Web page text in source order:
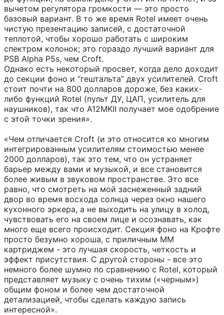
вычетом регулятора громкости — это просто
базовый вариант. В то же время Rotel имеет очень
чистую презентацию записей, с достаточной
теплотой, чтобы хорошо работать с широким
спектром колонок; это гораздо лучший вариант для
PSB Alpha P5s, чем Croft.
Однако есть некоторый просвет, когда дело доходит
до секции фоно и “гештальта” двух усилителей. Croft
стоит почти на 800 долларов дороже, без каких-
либо функций Rotel (пульт ДУ, ЦАП, усилитель для
наушников), так что A12MKII получает мое одобрение
с этой точки зрения».
«Чем отличается Croft (и это относится ко многим
интегрированным усилителям стоимостью менее
2000 долларов), так это тем, что он устраняет
барьер между вами и музыкой, и все становится
более живым в звуковом пространстве. Это все
равно, что смотреть на мой заснеженный задний
двор во время восхода солнца через окно нашего
кухонного эркера, а не выходить на улицу в холод,
чувствовать его на своем лице и осознавать, как
много еще всего происходит. Секция фоно на Крофте
просто безумно хороша, с приличным ММ
картриджем - это лучшая скорость, четкость и
эффект присутствия. С другой стороны - все это
немного более шумно по сравнению с Rotel, который
представляет музыку с очень тихим («черным»)
общим фоном и более чем достаточной
детализацией, чтобы сделать каждую запись
интересной».